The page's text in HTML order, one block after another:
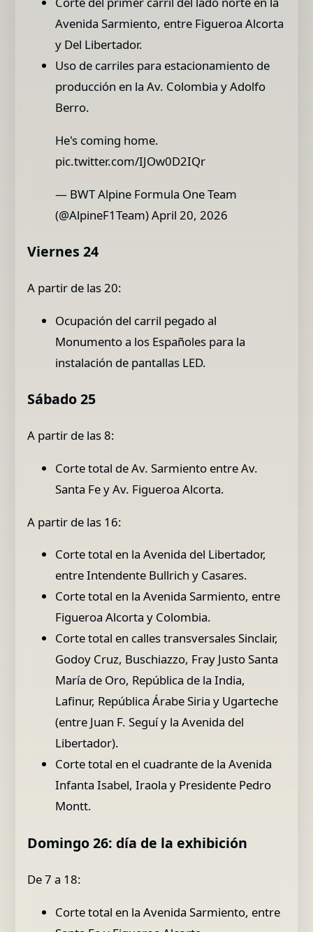
Avenida Sarmiento, entre Figueroa Alcorta
y Del Libertador.
Uso de carriles para estacionamiento de
producción en la Av. Colombia y Adolfo
Berro.
He's coming home.
pic.twitter.com/IJOw0D2IQr
— BWT Alpine Formula One Team
(@AlpineF1Team) April 20, 2026
Viernes 24
A partir de las 20:
Ocupación del carril pegado al
Monumento a los Españoles para la
instalación de pantallas LED.
Sábado 25
A partir de las 8:
Corte total de Av. Sarmiento entre Av.
Santa Fe y Av. Figueroa Alcorta.
A partir de las 16:
Corte total en la Avenida del Libertador,
entre Intendente Bullrich y Casares.
Corte total en la Avenida Sarmiento, entre
Figueroa Alcorta y Colombia.
Corte total en calles transversales Sinclair,
Godoy Cruz, Buschiazzo, Fray Justo Santa
María de Oro, República de la India,
Lafinur, República Árabe Siria y Ugarteche
(entre Juan F. Seguí y la Avenida del
Libertador).
Corte total en el cuadrante de la Avenida
Infanta Isabel, Iraola y Presidente Pedro
Montt.
Domingo 26: día de la exhibición
De 7 a 18:
Corte total en la Avenida Sarmiento, entre